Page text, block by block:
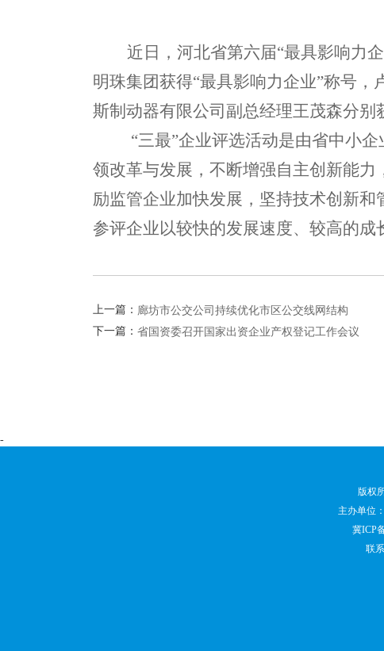
近日，河北省第六届“最具影响力
明珠集团获得“最具影响力企业”称号
斯制动器有限公司副总经理王茂森分别
“三最”企业评选活动是由省中小
领改革与发展，不断增强自主创新能
励监管企业加快发展，坚持技术创新
参评企业以较快的发展速度、较高的成
上一篇： 廊坊市公交公司持续优化市区公交线网结构
下一篇： 省国资委召开国家出资企业产权登记工作会议
-
版权
主办单位
冀ICP
联